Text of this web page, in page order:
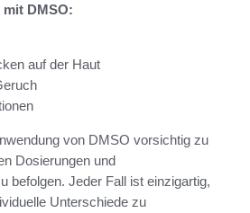
DMSO:
auf der Haut
von DMSO vorsichtig zu
Dosierungen und
befolgen. Jeder Fall ist einzigartig,
Unterschiede zu